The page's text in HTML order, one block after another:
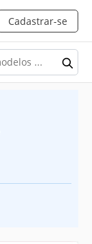
Cadastrar-se